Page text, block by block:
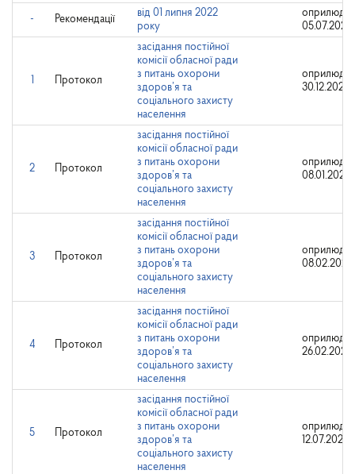
- Рекомендації
від 01 липня 2022
року
05.07.2022
Протокол
засідання постійної
комісії обласної ради
з питань охорони
здоров’я та
соціального захисту
населення
30.12.2020
2 Протокол
засідання постійної
комісії обласної ради
з питань охорони
здоров’я та
соціального захисту
населення
08.01.2021
3 Протокол
засідання постійної
комісії обласної ради
з питань охорони
здоров’я та
соціального захисту
населення
08.02.2021
4 Протокол
засідання постійної
комісії обласної ради
з питань охорони
здоров’я та
соціального захисту
населення
26.02.2021
5 Протокол
засідання постійної
комісії обласної ради
з питань охорони
здоров’я та
соціального захисту
населення
12.07.2021